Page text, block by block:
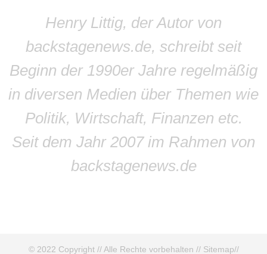
Henry Littig, der Autor von
backstagenews.de, schreibt seit
Beginn der 1990er Jahre regelmäßig
in diversen Medien über Themen wie
Politik, Wirtschaft, Finanzen etc.
Seit dem Jahr 2007 im Rahmen von
backstagenews.de
© 2022 Copyright // Alle Rechte vorbehalten // Sitemap//